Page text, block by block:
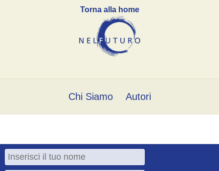
Torna alla home
Chi Siamo Autori